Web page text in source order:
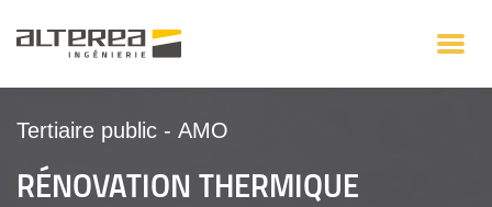
Tertiaire public - AMO
RÉNOVATION THERMIQUE